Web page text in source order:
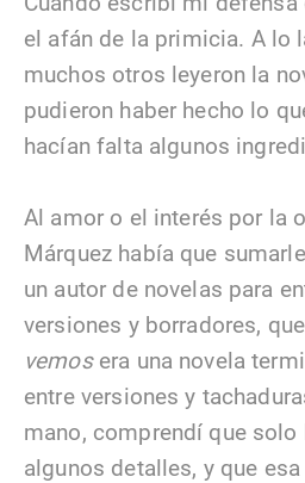
el afán de la primicia. A lo
muchos otros leyeron la
pudieron haber hecho lo
hacían falta algunos
Al amor o el interés por la
Márquez había que
un autor de novelas para
versiones y borradores, que
vemosera una novela
entre versiones y
mano, comprendí que
algunos detalles, y que